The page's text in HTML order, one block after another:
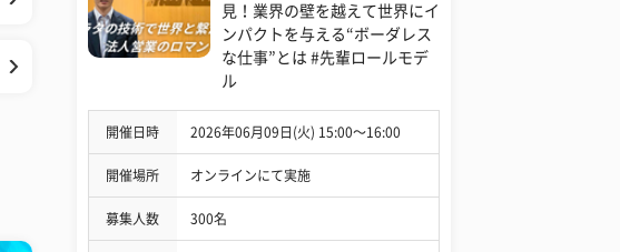
見！業界の壁を越えて世界にイ
ンパクトを与える“ボーダレス
な仕事”とは #先輩ロールモデ
ル
開催日時 2026年06月09日(火) 15:00〜16:00
開催場所 オンラインにて実施
募集人数 300名